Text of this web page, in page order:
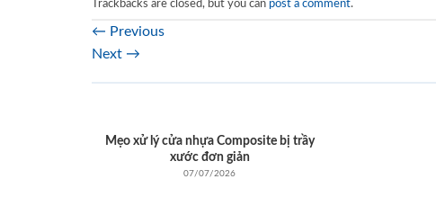
Trackbacks are closed, but you can post a comment.
← Previous
Next →
Mẹo xử lý cửa nhựa Composite bị trầy
xước đơn giản
07/07/2026